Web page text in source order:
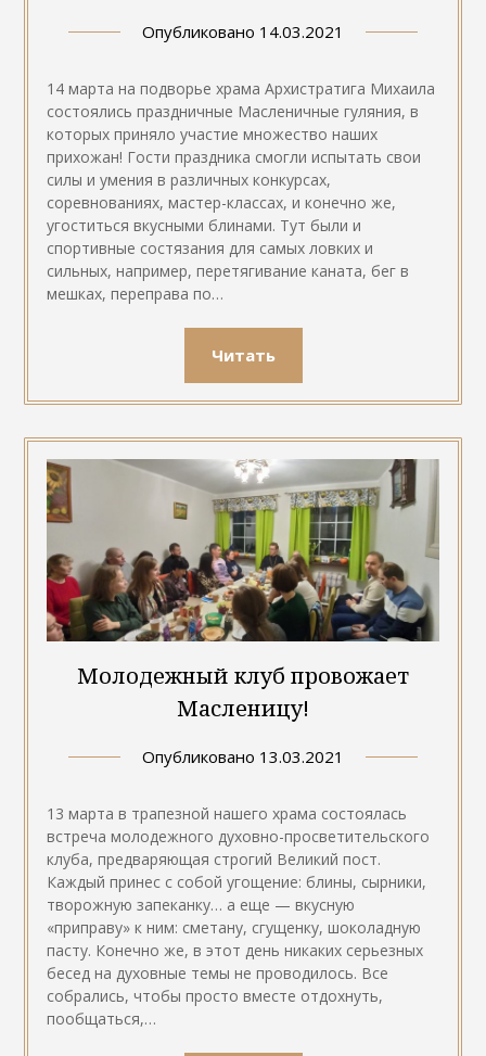
Опубликовано 14.03.2021
14 марта на подворье храма Архистратига Михаила
состоялись праздничные Масленичные гуляния, в
которых приняло участие множество наших
прихожан! Гости праздника смогли испытать свои
силы и умения в различных конкурсах,
соревнованиях, мастер-классах, и конечно же,
угоститься вкусными блинами. Тут были и
спортивные состязания для самых ловких и
сильных, например, перетягивание каната, бег в
мешках, переправа по…
Читать
Молодежный клуб провожает
Масленицу!
Опубликовано 13.03.2021
13 марта в трапезной нашего храма состоялась
встреча молодежного духовно-просветительского
клуба, предваряющая строгий Великий пост.
Каждый принес с собой угощение: блины, сырники,
творожную запеканку… а еще — вкусную
«приправу» к ним: сметану, сгущенку, шоколадную
пасту. Конечно же, в этот день никаких серьезных
бесед на духовные темы не проводилось. Все
собрались, чтобы просто вместе отдохнуть,
пообщаться,…